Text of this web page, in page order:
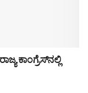
ಕಾಂಗ್ರೆಸ್‌ನಲ್ಲಿ